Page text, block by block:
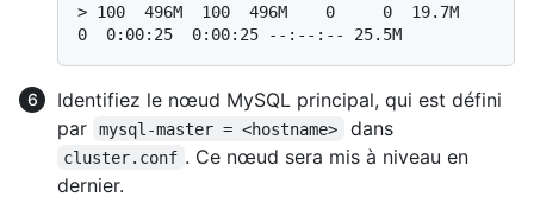
> 100  496M  100  496M    0     0  19.7M
0  0:00:25  0:00:25 --:--:-- 25.5M
Identifiez le nœud MySQL principal, qui est défini
par
mysql-master = <hostname> dans
cluster.conf . Ce nœud sera mis à niveau en
dernier.